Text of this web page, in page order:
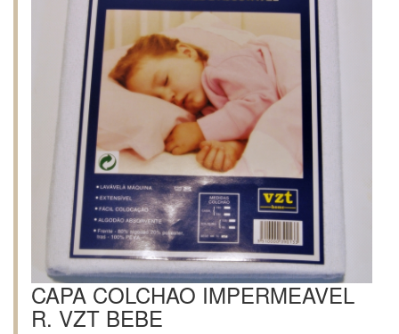
CAPA COLCHAO IMPERMEAVEL
R. VZT BEBE